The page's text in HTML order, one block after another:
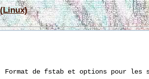
Format de fstab et options pour les